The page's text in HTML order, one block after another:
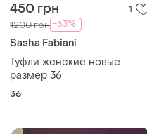
450 грн 1
1200 грн -63%
Sasha Fabiani
Туфли женские новые
размер 36
36